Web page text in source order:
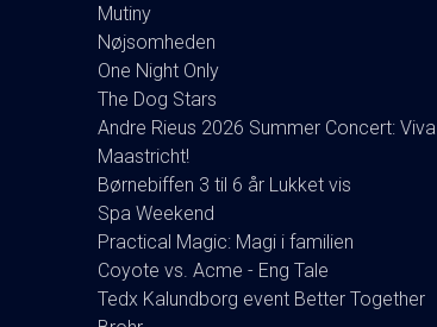
Mutiny
Nøjsomheden
One Night Only
The Dog Stars
Andre Rieus 2026 Summer Concert: Viva
Maastricht!
Børnebiffen 3 til 6 år Lukket vis
Spa Weekend
Practical Magic: Magi i familien
Coyote vs. Acme - Eng Tale
Tedx Kalundborg event Better Together